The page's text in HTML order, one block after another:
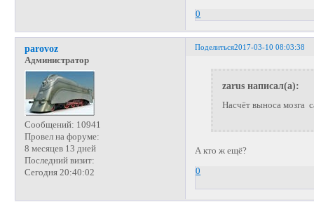
0
Поделиться2017-03-10 08:03:38
parovoz
Администратор
Сообщений: 10941
Провел на форуме:
8 месяцев 13 дней
Последний визит:
Сегодня 20:40:02
zarus написал(а):
Насчёт выноса мозга
А кто ж ещё?
0